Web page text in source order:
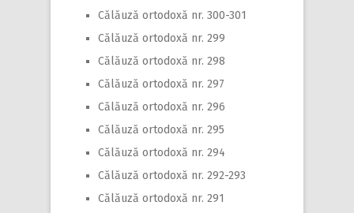
Călăuză ortodoxă nr. 300-301
Călăuză ortodoxă nr. 299
Călăuză ortodoxă nr. 298
Călăuză ortodoxă nr. 297
Călăuză ortodoxă nr. 296
Călăuză ortodoxă nr. 295
Călăuză ortodoxă nr. 294
Călăuză ortodoxă nr. 292-293
Călăuză ortodoxă nr. 291